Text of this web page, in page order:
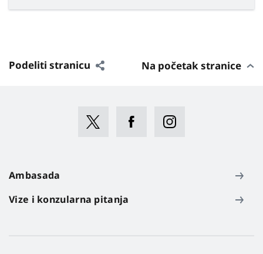
Podeliti stranicu Na početak stranice
Ambasada
Vize i konzularna pitanja